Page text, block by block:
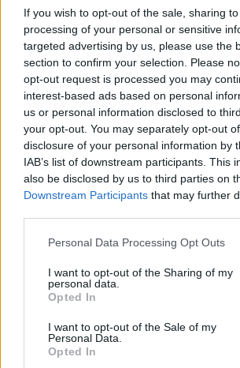
If you wish to opt-out of the sale, sharing
processing of your personal or sensitive
targeted advertising by us, please use the
section to confirm your selection. Please
opt-out request is processed you may
interest-based ads based on personal
us or personal information disclosed to
your opt-out. You may separately opt-out
disclosure of your personal information by
IAB’s list of downstream participants. This
also be disclosed by us to third parties on
Downstream Participants that may further
Personal Data Processing Opt Outs
I want to opt-out of the Sharing of my
personal data.
Opted In
I want to opt-out of the Sale of my
Personal Data.
Opted In
Δείτε περισσότερα άρθρα μας στα
αναζήτησης
Add stonisi.gr on
ΣΤΗΝ ΙΔΙΑ ΚΑΤΗΓΟΡΙΑ
ΒΟΡΕΙΟ ΑΙΓΑΙΟ
Συλλήψεις και στη Λήμνο για
μουσική στα καταστήματα
κατασχέθηκε ενισχυτής ήχου
ΕΛΛΑΔΑ
Ξεκινά το νέο «Τουρισμός για
Όλους» με αυξημένες
επιδοτήσεις